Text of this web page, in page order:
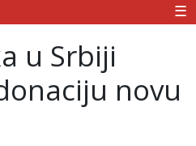
☰
u Srbiji
novu